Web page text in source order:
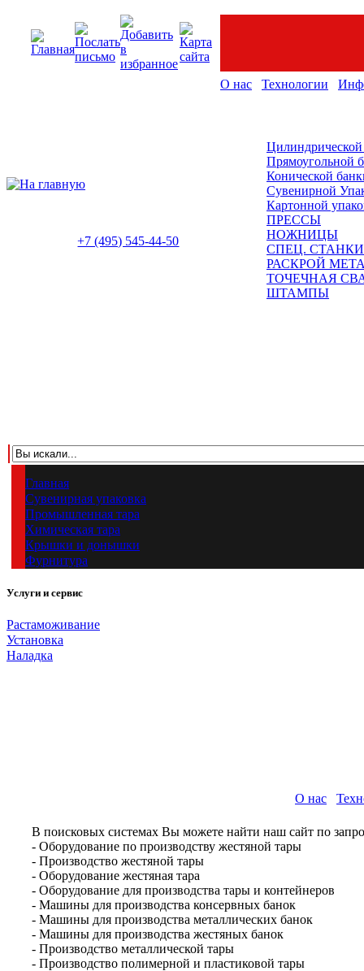
О нас Технологии
+7 (495) 545-44-50
Прямоугольной
Конической
Сувенирной
Картонной
ПРЕССЫ
НОЖНИЦЫ
СПЕЦ. СТАНКИ
РАСКРОЙ
ТОЧЕЧНАЯ
ШТАМПЫ
Главная
Сувенирная упаковка
Промышленная тара
Химическая тара
Крышки и донышки
Фурнитура
Услуги и сервис
Растаможивание
Установка
Наладка
О нас
В поисковых системах Вы можете найти наш сайт по
- Оборудование по производству жестяной тары
- Производство жестяной тары
- Оборудование жестяная тара
- Оборудование для производства тары и контейнеров
- Машины для производства консервных банок
- Машины для производства металлических банок
- Машины для производства жестяных банок
- Производство металлической тары
- Производство полимерной и пластиковой тары